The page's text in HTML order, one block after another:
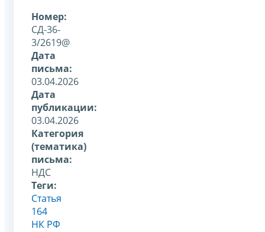
Номер:
СД-36-
3/2619@
Дата
письма:
03.04.2026
Дата
публикации:
03.04.2026
Категория
(тематика)
письма:
НДС
Теги:
Статья
164
НК РФ